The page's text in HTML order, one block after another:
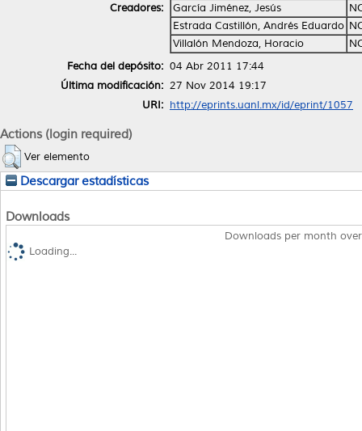
Creadores:
García Jiménez, Jesús
Estrada Castillón, Andrés Eduardo
Villalón Mendoza, Horacio
Fecha del depósito: 04 Abr 2011 17:44
Última modificación: 27 Nov 2014 19:17
URI: http://eprints.uanl.mx/id/eprint/1057
Actions (login required)
Ver elemento
Descargar estadísticas
Downloads
Downloads per month
Loading...